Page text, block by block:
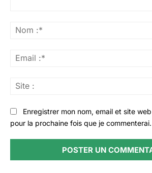
Enregistrer mon nom, email et site
pour la prochaine fois que je commenterai.